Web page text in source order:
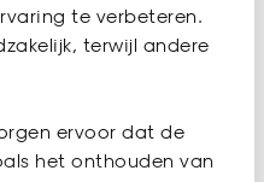
te verbeteren.
terwijl andere
ervoor dat de
het onthouden van
Hoekbank Lecce
995.
-